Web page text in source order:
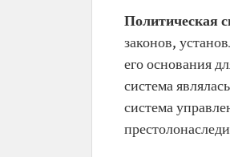
Политическая
законов,
его основания
система
система